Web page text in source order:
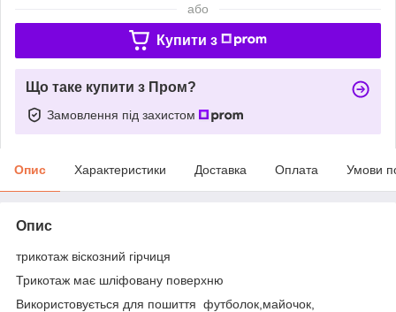
або
Купити з
Що таке купити з Пром?
Замовлення під захистом
Опис Характеристики Доставка Оплата Умови
Опис
трикотаж віскозний гірчиця
Трикотаж має шліфовану поверхню
Використовується для пошиття футболок,майочок,